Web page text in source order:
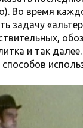
Во время
и так